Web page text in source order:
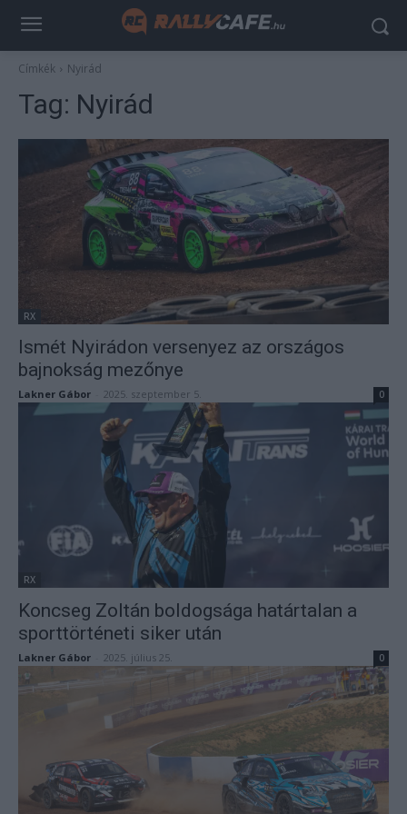
Címkék Nyirád
Tag: Nyirád
RX
Ismét Nyirádon versenyez az országos
bajnokság mezőnye
Lakner Gábor 2025. szeptember 5. 0
RX
Koncseg Zoltán boldogsága határtalan a
sporttörténeti siker után
Lakner Gábor 2025. július 25. 0